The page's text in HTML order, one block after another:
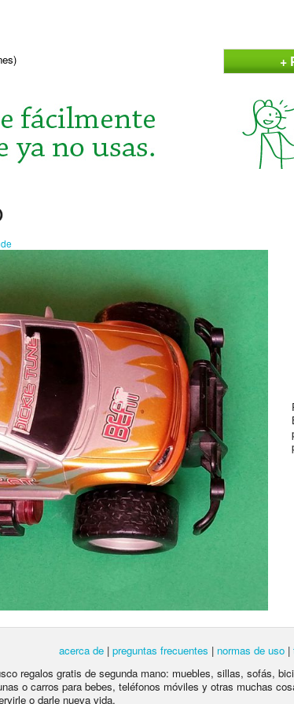
+
acerca de | preguntas frecuentes | normas de uso |
regalos gratis de segunda mano: muebles, sillas, sofás,
o carros para bebes, teléfonos móviles y otras muchas
o darle nueva vida.